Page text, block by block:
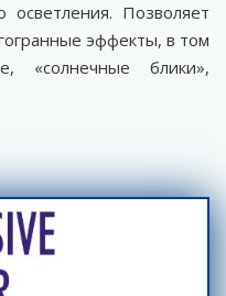
осветления. Позволяет
эффекты, в том
«солнечные блики»,